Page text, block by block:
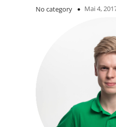
No category Mai 4,